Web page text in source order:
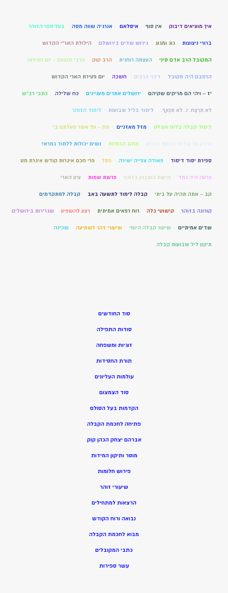
איך מוציאים דיבוק אין סוף איסלאם אנרגיה שווה מסה בעל ספר הזוהר
ברורי ניצוצות גוג ומגוג גירוש שדים בירושלם הילולת האר"י הקדוש
המקובל הרב אדם סיני העצמה רוחנית הרב קוק הרבי מקוצק - יום פטירתו
הרמבם היה מקובל זיכוי הרבים חשכה יום פטירת הארי הקדוש
יז – ויהי הם מריקים שקיהם ירושלים אתרים מעניינים כח שלילה כתבי רב"ש
לֹא תִרְצַח. 7. לֹא תִנְאָף. לימוד בליל שבועות לימוד הזוהר
לימוד קבלה בלוס אנגלס מזל מאזניים מח – על אשר מעלתם בי
מידע על שדים ורוחות רפאים מנהג הכפרות נשים יכולות ללמוד גמרא?
ספירת יסוד דיסוד פאודה צפייה ישירה פסל פרי חכם איגרות קודש איגרת מט
פרעה היה גמד פרשת השבוע בזוהר פרשת שמות ציון הארי
קב – אתה תהיה על ביתי קבלה לימוד לתשעה באב קבלה למתקדמים
קורונה בזוהר קישוטי כלה רוח רפאים אמיתית רצון להשפיע שגרירות בירושלים
שדים אמיתיים שיעור קבלה היומי שיעורי זהר לשמיעה שכינה
תיקון ליל שבועות קבלה
סוד החודשים
סודות התפילה
זוגיות ומשפחה
תורת החסידות
עולמות העליונים
סוד הצמצום
הקדמות בעל הסולם
פתיחה לחכמת הקבלה
אברהם יצחק הכהן קוק
מוסר ותיקון המידות
פירוש חלומות
שיעורי זוהר
הרצאות למתחילים
נבואה ורוח הקודש
מבוא לחכמת הקבלה
כתבי המקובלים
עשר ספירות